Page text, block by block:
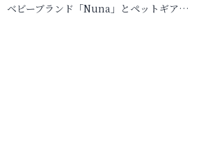
ベビーブランド「Nuna」とペットギア…